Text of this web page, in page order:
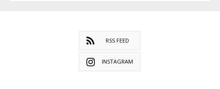
RSS FEED
INSTAGRAM